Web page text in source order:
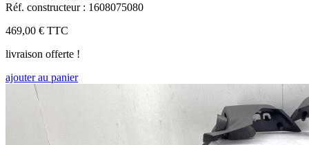
Réf. constructeur : 1608075080
469,00 € TTC
livraison offerte !
ajouter au panier